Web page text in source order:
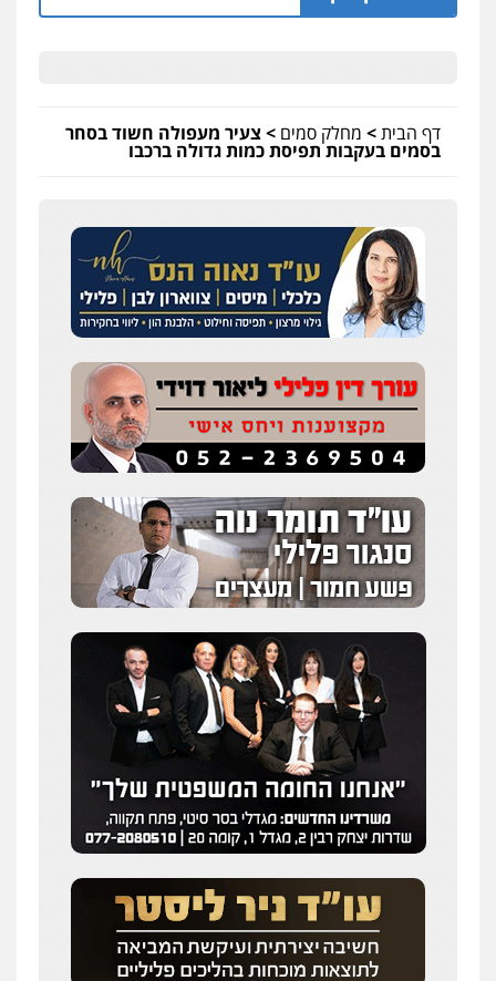
דף הבית> מחלק סמים >צעיר מעפולה חשוד בסחר
בסמים בעקבות תפיסת כמות גדולה ברכבו